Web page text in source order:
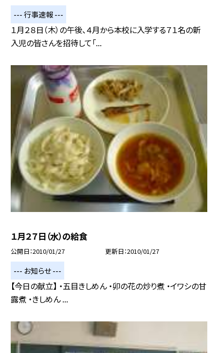
--- 行事速報 ---
１月２８日（木）の午後、４月から本校に入学する７１名の新
入児の皆さんを招待して「...
１月２７日（水）の給食
公開日 2010/01/27 更新日 2010/01/27
--- お知らせ ---
【今日の献立】 ・五目きしめん ・卯の花の炒り煮 ・イワシの甘
露煮 ・きしめん ...